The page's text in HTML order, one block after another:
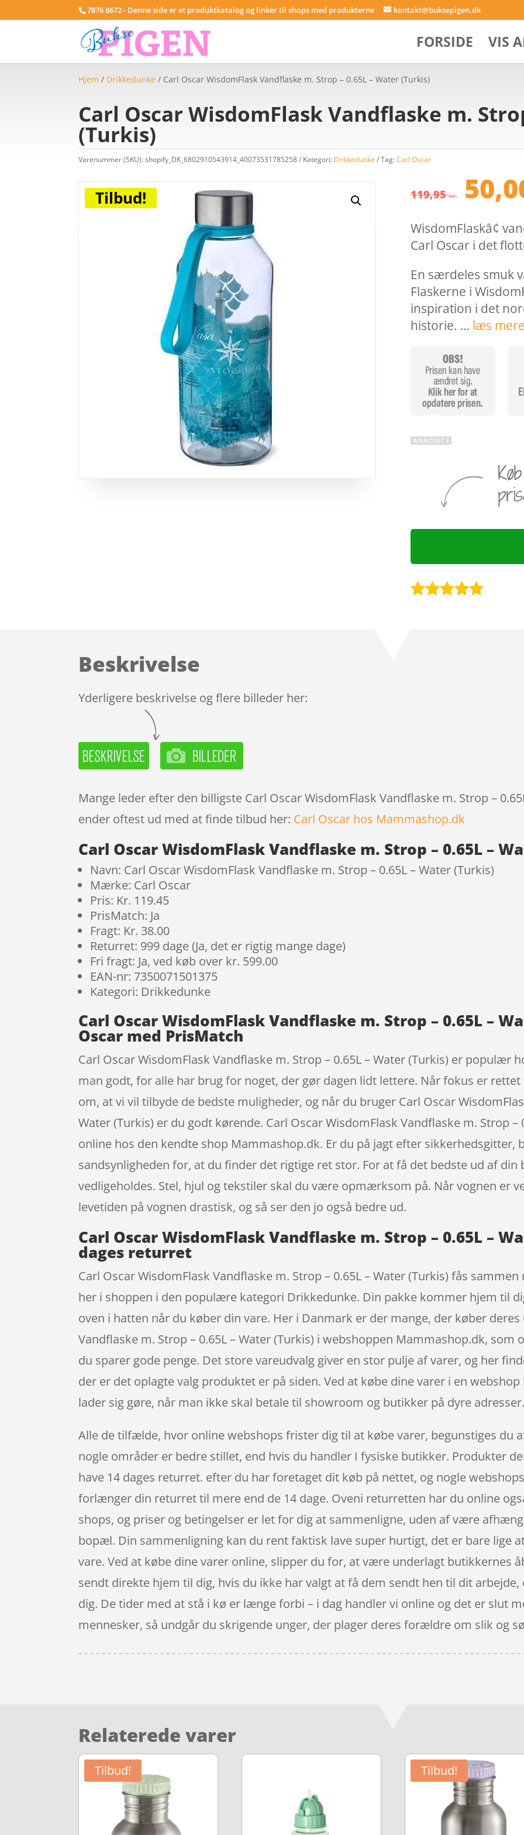
7876 8672 - Denne side er et produktkatalog og linker til shops med produkterne kontakt@buksepigen.dk
FORSIDE VIS
Hjem / Drikkedunke / Carl Oscar WisdomFlask Vandflaske m. Strop – 0.65L – Water (Turkis)
Carl Oscar WisdomFlask Vandflaske m.
(Turkis)
Varenummer (SKU):shopify_DK_6802910543914_40073531785258 Kategori: Drikkedunke Tag:Carl Oscar
Tilbud! 119,95kr. Den
pris
var:
WisdomFlaskâ¢
Carl Oscar i det
En særdeles smuk
Flaskerne i
inspiration i det
historie. … læs
Beskrivelse
Yderligere beskrivelse og flere billeder her:
Mange leder efter den billigste Carl Oscar WisdomFlask Vandflaske m. Strop –
ender oftest ud med at finde tilbud her: Carl Oscar hos Mammashop.dk
Carl Oscar WisdomFlask Vandflaske m. Strop – 0.65L –
Navn: Carl Oscar WisdomFlask Vandflaske m. Strop – 0.65L – Water (Turkis)
Mærke: Carl Oscar
Pris: Kr. 119.45
PrisMatch: Ja
Fragt: Kr. 38.00
Returret: 999 dage (Ja, det er rigtig mange dage)
Fri fragt: Ja, ved køb over kr. 599.00
EAN-nr: 7350071501375
Kategori: Drikkedunke
Carl Oscar WisdomFlask Vandflaske m. Strop – 0.65L –
Oscar med PrisMatch
Carl Oscar WisdomFlask Vandflaske m. Strop – 0.65L – Water (Turkis) er populær
man godt, for alle har brug for noget, der gør dagen lidt lettere. Når fokus er
om, at vi vil tilbyde de bedste muligheder, og når du bruger Carl Oscar
Water (Turkis) er du godt kørende. Carl Oscar WisdomFlask Vandflaske m. Strop –
online hos den kendte shop Mammashop.dk. Er du på jagt efter
sandsynligheden for, at du finder det rigtige ret stor. For at få det bedste ud af din
vedligeholdes. Stel, hjul og tekstiler skal du være opmærksom på. Når vognen er
levetiden på vognen drastisk, og så ser den jo også bedre ud.
Carl Oscar WisdomFlask Vandflaske m. Strop – 0.65L –
dages returret
Carl Oscar WisdomFlask Vandflaske m. Strop – 0.65L – Water (Turkis) fås
her i shoppen i den populære kategori Drikkedunke. Din pakke kommer hjem til
oven i hatten når du køber din vare. Her i Danmark er der mange, der køber deres
Vandflaske m. Strop – 0.65L – Water (Turkis) i webshoppen Mammashop.dk,
du sparer gode penge. Det store vareudvalg giver en stor pulje af varer, og her
der er det oplagte valg produktet er på siden. Ved at købe dine varer i en
lader sig gøre, når man ikke skal betale til showroom og butikker på dyre
Alle de tilfælde, hvor online webshops frister dig til at købe varer, begunstiges du
nogle områder er bedre stillet, end hvis du handler I fysiske butikker. Produkter
have 14 dages returret. efter du har foretaget dit køb på nettet, og nogle
forlænger din returret til mere end de 14 dage. Oveni returretten har du online
shops, og priser og betingelser er let for dig at sammenligne, uden af være
bopæl. Din sammenligning kan du rent faktisk lave super hurtigt, det er bare lige
vare. Ved at købe dine varer online, slipper du for, at være underlagt butikkernes
sendt direkte hjem til dig, hvis du ikke har valgt at få dem sendt hen til dit
dig. De tider med at stå i kø er længe forbi – i dag handler vi online og det er slut
mennesker, så undgår du skrigende unger, der plager deres forældre om slik og
Relaterede varer
Tilbud! Tilbud!